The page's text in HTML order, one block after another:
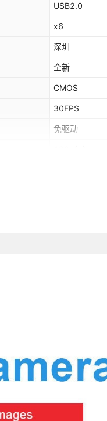
USB2.0
x6
深圳
全新
CMOS
30FPS
免驱动